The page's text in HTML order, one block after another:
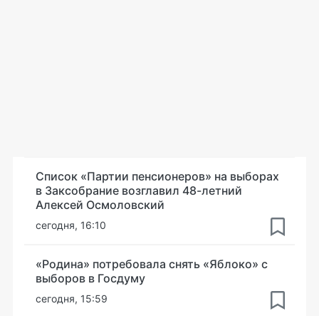
Список «Партии пенсионеров» на выборах
в Заксобрание возглавил 48-летний
Алексей Осмоловский
сегодня, 16:10
«Родина» потребовала снять «Яблоко» с
выборов в Госдуму
сегодня, 15:59